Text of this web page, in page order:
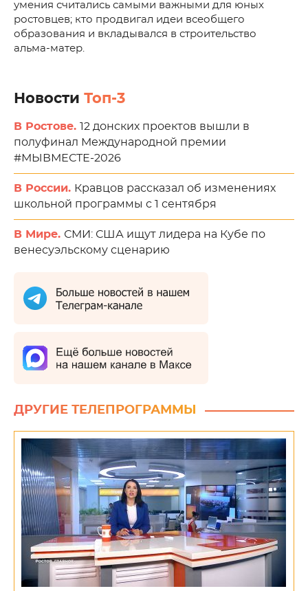
умения считались самыми важными для юных
ростовцев; кто продвигал идеи всеобщего
образования и вкладывался в строительство
альма-матер.
Новости Топ-3
В Ростове. 12 донских проектов вышли в
полуфинал Международной премии
#МЫВМЕСТЕ-2026
В России. Кравцов рассказал об изменениях
школьной программы с 1 сентября
В Мире. СМИ: США ищут лидера на Кубе по
венесуэльскому сценарию
ДРУГИЕ ТЕЛЕПРОГРАММЫ